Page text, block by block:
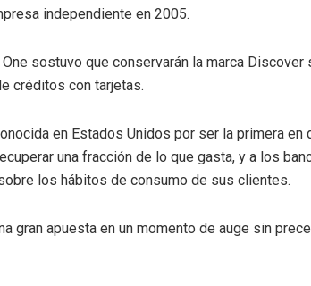
independiente en 2005.
sostuvo que conservarán la marca Discover
créditos con tarjetas.
en Estados Unidos por ser la primera en
una fracción de lo que gasta, y a los
los hábitos de consumo de sus clientes.
gran apuesta en un momento de auge sin